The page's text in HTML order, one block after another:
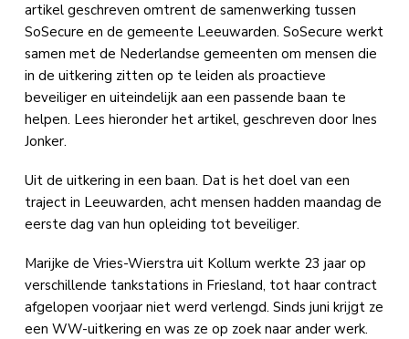
artikel geschreven omtrent de samenwerking tussen
SoSecure en de gemeente Leeuwarden. SoSecure werkt
samen met de Nederlandse gemeenten om mensen die
in de uitkering zitten op te leiden als proactieve
beveiliger en uiteindelijk aan een passende baan te
helpen. Lees hieronder het artikel, geschreven door Ines
Jonker.
Uit de uitkering in een baan. Dat is het doel van een
traject in Leeuwarden, acht mensen hadden maandag de
eerste dag van hun opleiding tot beveiliger.
Marijke de Vries-Wierstra uit Kollum werkte 23 jaar op
verschillende tankstations in Friesland, tot haar contract
afgelopen voorjaar niet werd verlengd. Sinds juni krijgt ze
een WW-uitkering en was ze op zoek naar ander werk.